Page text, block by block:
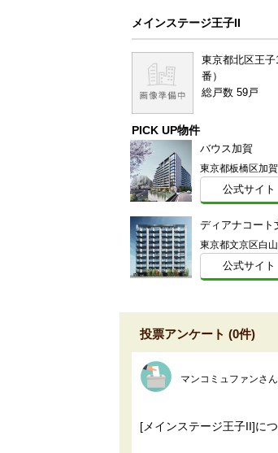
メインステージ王子II
東京都北区王
番）
総戸数 59戸
PICK UP物件
バウス加賀
公式サイト
ディアナコート
東京都文京区白
公式サイト
投票アンケート (0件)
マンコミュファンさん
[メインステージ王子II]に